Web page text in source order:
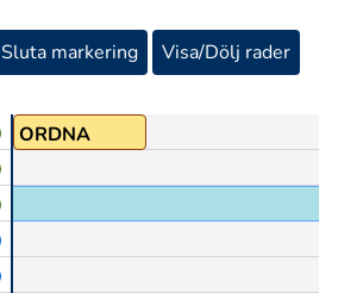
Sluta markering
Visa/Dölj rader
ORDNA